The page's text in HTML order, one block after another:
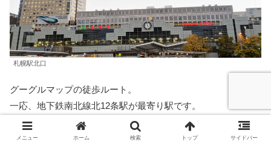
札幌駅北口
グーグルマップの徒歩ルート。
一応、地下鉄南北線北12条駅が最寄り駅です。
メニュー ホーム 検索 トップ サイドバー